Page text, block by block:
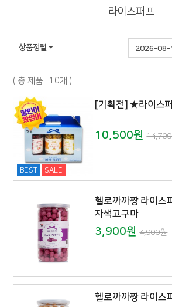
라이스퍼프
상품정렬 2026-08-
( 총 제품 : 10개 )
BEST SALE
[기획전] ★라이스
10,500원
헬로까까짱 라이스
자색고구마
3,900원4,900원
헬로까까짱 라이스